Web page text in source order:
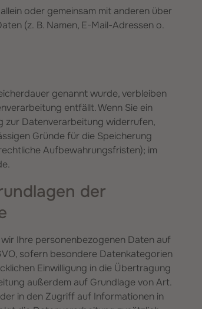
oder gemeinsam mit anderen über
(z. B. Namen, E-Mail-Adressen o.
genannt wurde, verbleiben
entfällt. Wenn Sie ein
zur Datenverarbeitung widerrufen,
Gründe für die Speicherung
Aufbewahrungsfristen); im
der
Ihre personenbezogenen Daten auf
sofern besondere Datenkategorien
Einwilligung in die Übertragung
außerdem auf Grundlage von Art.
in den Zugriff auf Informationen in